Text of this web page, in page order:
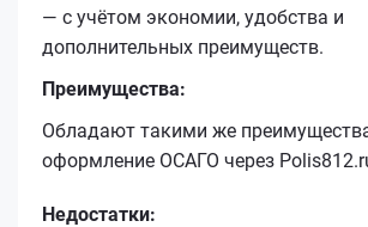
— с учётом экономии, удобства и
дополнительных преимуществ.
Преимущества:
Обладают такими же
оформление ОСАГО через
Недостатки: